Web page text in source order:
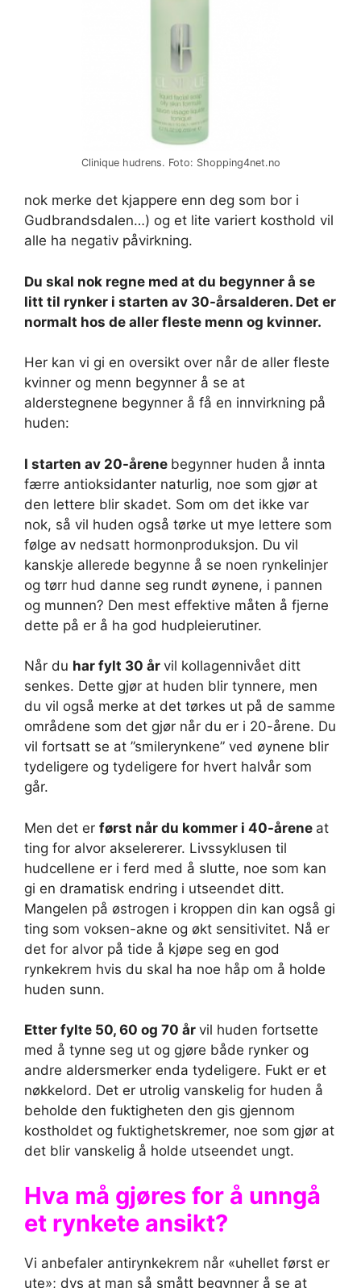
Clinique hudrens. Foto: Shopping4net.no
nok merke det kjappere enn deg som bor i
Gudbrandsdalen…) og et lite variert kosthold vil
alle ha negativ påvirkning.
Du skal nok regne med at du begynner å se
litt til rynker i starten av 30-årsalderen. Det er
normalt hos de aller fleste menn og kvinner.
Her kan vi gi en oversikt over når de aller fleste
kvinner og menn begynner å se at
alderstegnene begynner å få en innvirkning på
huden:
I starten av 20-årene begynner huden å innta
færre antioksidanter naturlig, noe som gjør at
den lettere blir skadet. Som om det ikke var
nok, så vil huden også tørke ut mye lettere som
følge av nedsatt hormonproduksjon. Du vil
kanskje allerede begynne å se noen rynkelinjer
og tørr hud danne seg rundt øynene, i pannen
og munnen? Den mest effektive måten å fjerne
dette på er å ha god hudpleierutiner.
Når du har fylt 30 år vil kollagennivået ditt
senkes. Dette gjør at huden blir tynnere, men
du vil også merke at det tørkes ut på de samme
områdene som det gjør når du er i 20-årene. Du
vil fortsatt se at ”smilerynkene” ved øynene blir
tydeligere og tydeligere for hvert halvår som
går.
Men det er først når du kommer i 40-årene at
ting for alvor akselererer. Livssyklusen til
hudcellene er i ferd med å slutte, noe som kan
gi en dramatisk endring i utseendet ditt.
Mangelen på østrogen i kroppen din kan også gi
ting som voksen-akne og økt sensitivitet. Nå er
det for alvor på tide å kjøpe seg en god
rynkekrem hvis du skal ha noe håp om å holde
huden sunn.
Etter fylte 50, 60 og 70 år vil huden fortsette
med å tynne seg ut og gjøre både rynker og
andre aldersmerker enda tydeligere. Fukt er et
nøkkelord. Det er utrolig vanskelig for huden å
beholde den fuktigheten den gis gjennom
kostholdet og fuktighetskremer, noe som gjør at
det blir vanskelig å holde utseendet ungt.
Hva må gjøres for å unngå
et rynkete ansikt?
Vi anbefaler antirynkekrem når «uhellet først er
ute»; dvs at man så smått begynner å se at